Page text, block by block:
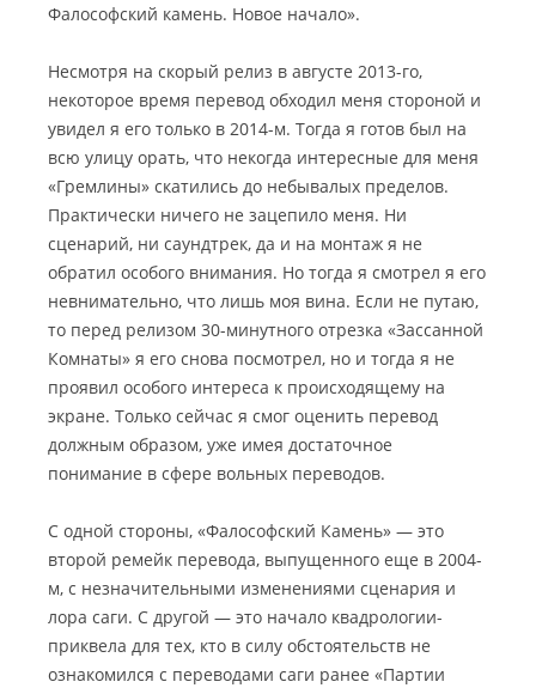
Фалософский камень. Новое начало».
Несмотря на скорый релиз в августе 2013-го,
некоторое время перевод обходил меня стороной и
увидел я его только в 2014-м. Тогда я готов был на
всю улицу орать, что некогда интересные для меня
«Гремлины» скатились до небывалых пределов.
Практически ничего не зацепило меня. Ни
сценарий, ни саундтрек, да и на монтаж я не
обратил особого внимания. Но тогда я смотрел я его
невнимательно, что лишь моя вина. Если не путаю,
то перед релизом 30-минутного отрезка «Зассанной
Комнаты» я его снова посмотрел, но и тогда я не
проявил особого интереса к происходящему на
экране. Только сейчас я смог оценить перевод
должным образом, уже имея достаточное
понимание в сфере вольных переводов.
С одной стороны, «Фалософский Камень» — это
второй ремейк перевода, выпущенного еще в 2004-
м, с незначительными изменениями сценария и
лора саги. С другой — это начало квадрологии-
приквела для тех, кто в силу обстоятельств не
ознакомился с переводами саги ранее «Партии